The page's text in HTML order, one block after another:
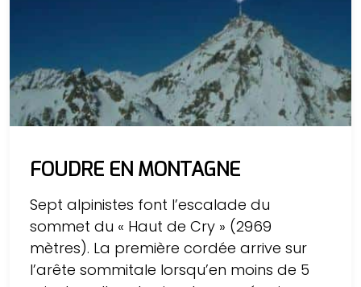
FOUDRE EN MONTAGNE
Sept alpinistes font l’escalade du
sommet du « Haut de Cry » (2969
mètres). La première cordée arrive sur
l’arête sommitale lorsqu’en moins de 5